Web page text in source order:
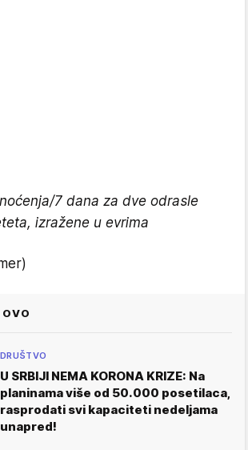
7 dana za dve odrasle
izražene u evrima
DRUŠTVO
U SRBIJI NEMA KORONA KRIZE: Na
planinama više od 50.000 posetilaca,
rasprodati svi kapaciteti nedeljama
unapred!